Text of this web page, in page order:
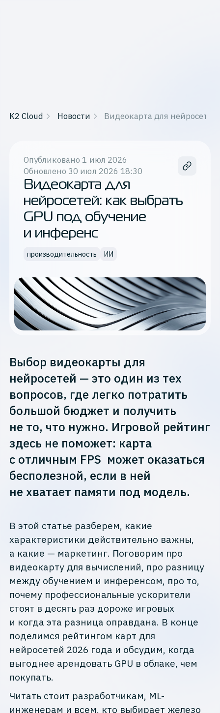
K2 Cloud Новости Видеокарта для
Опубликовано 1 июл 2026
Обновлено 30 июл 2026 18:30
Видеокарта для
нейросетей: как выбрать
GPU под обучение
и инференс
производительность ИИ
Выбор видеокарты для
нейросетей — это один из тех
вопросов, где легко потратить
большой бюджет и получить
не то, что нужно. Игровой рейтинг
здесь не поможет: карта
с отличным FPS может оказаться
бесполезной, если в ней
не хватает памяти под модель.
В этой статье разберем, какие
характеристики действительно важны,
а какие — маркетинг. Поговорим про
видеокарту для вычислений, про разницу
между обучением и инференсом, про то,
почему профессиональные ускорители
стоят в десять раз дороже игровых
и когда эта разница оправдана. В конце
поделимся рейтингом карт для
нейросетей 2026 года и обсудим, когда
выгоднее арендовать GPU в облаке, чем
покупать.
Читать стоит разработчикам, ML-
инженерам и всем, кто выбирает железо